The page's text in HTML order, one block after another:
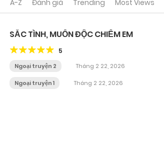
A-Z Đánh giá Trending Most Views
SẮC TÌNH, MUỐN ĐỘC CHIẾM EM
5
Ngoại truyện 2 Tháng 2 22, 2026
Ngoại truyện 1 Tháng 2 22, 2026